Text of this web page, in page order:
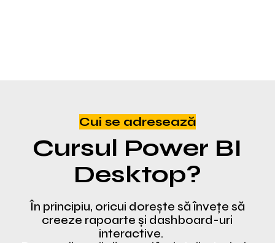
Cui se adresează
Cursul Power BI
Desktop?
În principiu, oricui dorește să învețe să
creeze rapoarte și dashboard-uri
interactive.